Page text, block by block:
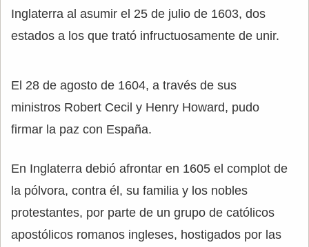
Inglaterra al asumir el 25 de julio de 1603, dos
estados a los que trató infructuosamente de unir.
El 28 de agosto de 1604, a través de sus
ministros Robert Cecil y Henry Howard, pudo
firmar la paz con España.
En Inglaterra debió afrontar en 1605 el complot de
la pólvora, contra él, su familia y los nobles
protestantes, por parte de un grupo de católicos
apostólicos romanos ingleses, hostigados por las